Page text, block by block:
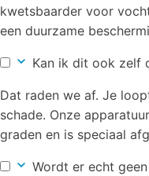
kwetsbaarder voor
een duurzame
Kan ik dit ook zelf
Dat raden we af. Je
schade. Onze
graden en is speciaal
Wordt er echt